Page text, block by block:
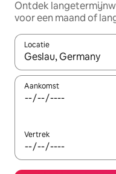
Ontdek
voor een maand of
Locatie
Wanneer er resultaten
Aankomst
Vertrek